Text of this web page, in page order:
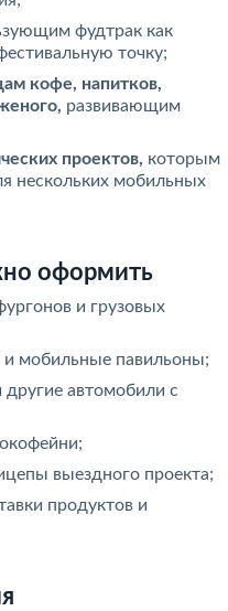
фудтрак как
точку;
кофе, напитков,
развивающим
проектов, которым
нескольких мобильных
оформить
и грузовых
мобильные павильоны;
другие автомобили с
выездного проекта;
продуктов и